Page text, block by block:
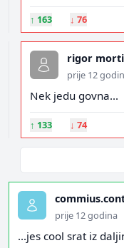
↑ 163 ↓ 76
rigor
prije 12
Nek jedu govna...
↑ 133 ↓ 74
prije 12 godina
...jes cool srat iz